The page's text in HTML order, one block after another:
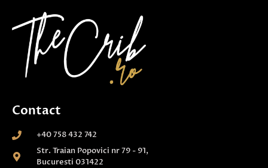
Contact
+40 758 432 742
Str. Traian Popovici nr 79 - 91,
Bucuresti 031422